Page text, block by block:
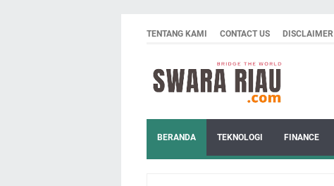
TENTANG KAMI CONTACT US DISCLAIMER
BERANDA TEKNOLOGI FINANCE